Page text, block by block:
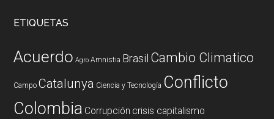
ETIQUETAS
Acuerdo Agro Amnistia Brasil Cambio Climatico
Campo Catalunya Ciencia y Tecnología Conflicto
Colombia Corrupción crisis capitalismo